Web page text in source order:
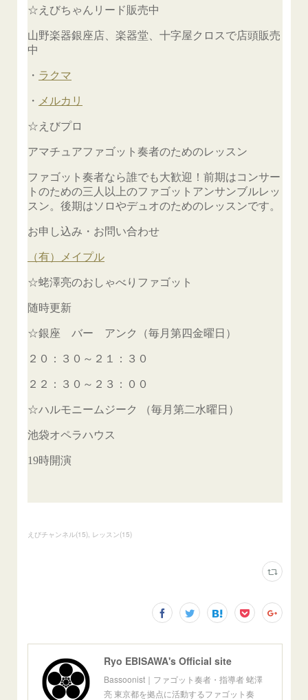
えびチャンネル(15) レッスン(15)
Ryo EBISAWA's Official site
Bassoonist｜ファゴット奏者・指導者 蛯澤
亮 東京都を拠点に活動するファゴット奏